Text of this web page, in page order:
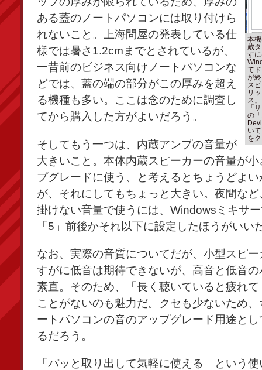
本
蔵
す
て
が
ス
リ
ス
「
の
い
を
ある蓋のノートパソコンには取り付けら
れないこと。上海問屋の発表している仕
様では暑さ1.2cmまでとされているが、
一昔前のビジネス向けノートパソコンな
どでは、蓋の端の部分がこの厚みを超え
る機種も多い。ここは念のために調査し
てから購入した方がよいだろう。
そしてもう一つは、内蔵アンプの音量が
大きいこと。本体内蔵スピーカーの音量が
プグレードに使う、と考えるとちょうどよ
が、それにしてもちょっと大きい。夜間な
掛けない音量で使うには、Windowsミキサ
「5」前後かそれ以下に設定したほうがいい
なお、実際の音質についてだが、小型スピ
すがに低音は期待できないが、高音と低音
素直。そのため、「長く聴いていると疲れ
ことがないのも魅力だ。クセも少ないため
ートパソコンの音のアップグレード用途と
るだろう。
「パッと取り出して気軽に使える」という